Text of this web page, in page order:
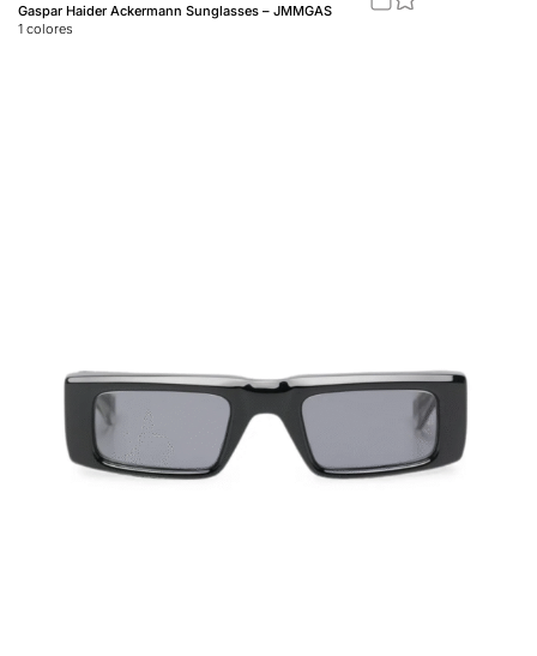
Gaspar Haider Ackermann Sunglasses – JMMGAS
1 colores